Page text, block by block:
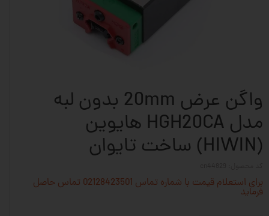
واگن عرض 20mm بدون لبه
مدل HGH20CA هایوین
(HIWIN) ساخت تایوان
برای استعلام قیمت با شماره تماس 02128423501 تماس حاصل
فرماید